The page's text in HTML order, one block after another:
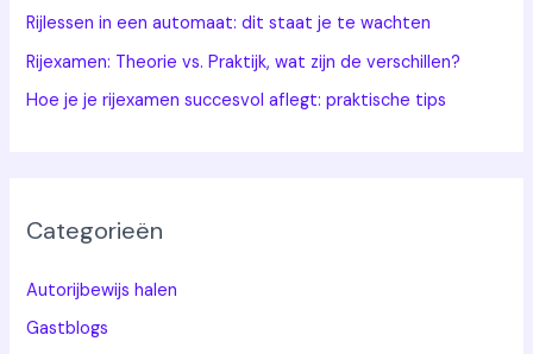
Rijlessen in een automaat: dit staat je te wachten
Rijexamen: Theorie vs. Praktijk, wat zijn de verschillen?
Hoe je je rijexamen succesvol aflegt: praktische tips
Categorieën
Autorijbewijs halen
Gastblogs